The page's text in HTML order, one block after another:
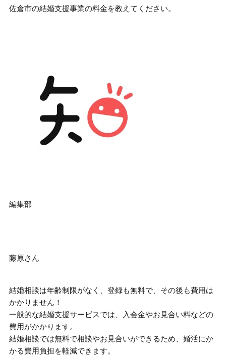
佐倉市の結婚支援事業の料金を教えてください。
編集部
藤原さん
結婚相談は年齢制限がなく、登録も無料で、その後も費用は
かかりません ！
一般的な結婚支援サービスでは、入会金やお見合い料などの
費用がかかります。
結婚相談では無料で相談やお見合いができるため、婚活にか
かる費用負担を軽減できます。